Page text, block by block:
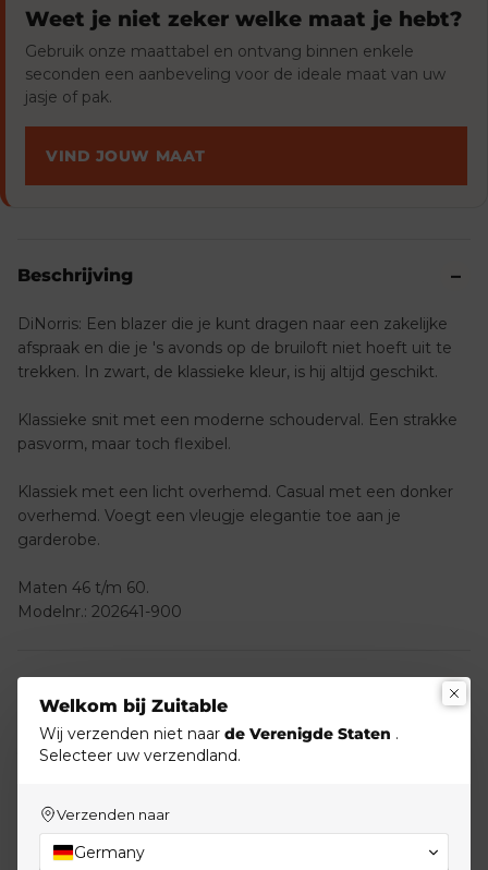
Weet je niet zeker welke maat je hebt?
Gebruik onze maattabel en ontvang binnen enkele
seconden een aanbeveling voor de ideale maat van uw
jasje of pak.
VIND JOUW MAAT
Beschrijving
DiNorris: Een blazer die je kunt dragen naar een zakelijke
afspraak en die je 's avonds op de bruiloft niet hoeft uit te
trekken. In zwart, de klassieke kleur, is hij altijd geschikt.
Klassieke snit met een moderne schouderval. Een strakke
pasvorm, maar toch flexibel.
Klassiek met een licht overhemd. Casual met een donker
overhemd. Voegt een vleugje elegantie toe aan je
garderobe.
Maten 46 t/m 60.
Modelnr.: 202641-900
Materiaal & Onderhoud
Verzending en retournering
Welkom bij Zuitable
Wij verzenden niet naar de Verenigde Staten .
Selecteer uw verzendland.
Verzenden naar
Germany